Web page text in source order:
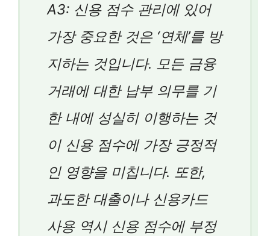
A3: 신용 점수 관리에 있어
가장 중요한 것은 ‘연체’를 방
지하는 것입니다. 모든 금융
거래에 대한 납부 의무를 기
한 내에 성실히 이행하는 것
이 신용 점수에 가장 긍정적
인 영향을 미칩니다. 또한,
과도한 대출이나 신용카드
사용 역시 신용 점수에 부정